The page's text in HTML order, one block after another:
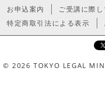
お申込案内
ご受講に際
特定商取引法による表示
© 2026 TOKYO LEGAL